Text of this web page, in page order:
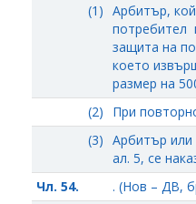
(1) Арбитър,
потребител
защита на
което
размер на
(2)
При
(3) Арбитър или
ал. 5, се
Чл. 54.
. (Нов – ДВ,